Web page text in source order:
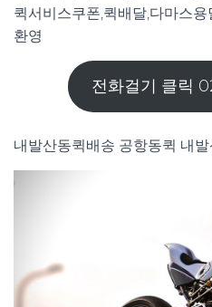
퀵서비스쿠폰,퀵배달,다마스
환영
전화걸기 클릭
내발산동퀵배송 공항동퀵 내